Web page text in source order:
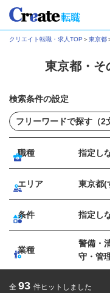
クリエイト転職・求人TOP ＞東京都
東京都・そ
検索条件の設定
職種 指定し
エリア 東京都(
条件 指定し
業種
警備・
守・管
全 93 件ヒットしました